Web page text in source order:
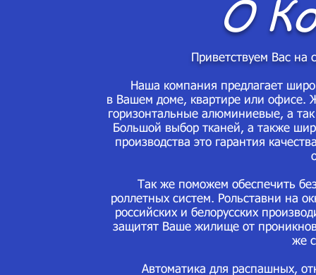
О
Приветствуем Вас
Наша компания предлагает
в Вашем доме, квартире или офисе.
горизонтальные алюминиевые, а
Большой выбор тканей, а также
производства это гарантия
Так же поможем обеспечить
роллетных систем. Рольставни на
российских и белорусских
защитят Ваше жилище от
же
Автоматика для распашных,